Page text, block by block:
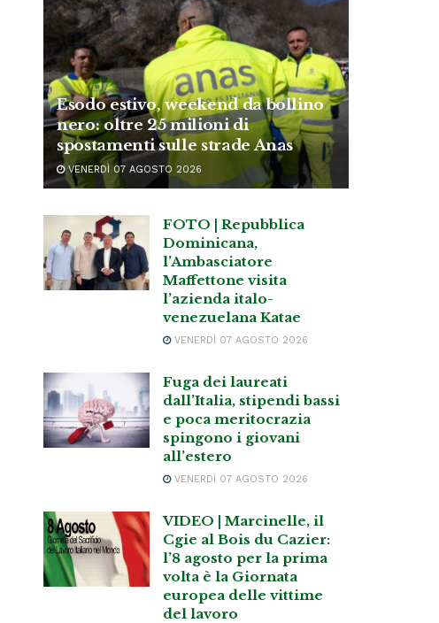
Esodo estivo, weekend da bollino
nero: oltre 25 milioni di
spostamenti sulle strade Anas
VENERDÌ 07 AGOSTO 2026
FOTO | Repubblica
Dominicana,
l’Ambasciatore
Maffettone visita
l’azienda italo-
venezuelana Katae
VENERDÌ 07 AGOSTO 2026
Fuga dei laureati
dall’Italia, stipendi bassi
e poca meritocrazia
spingono i giovani
all’estero
VENERDÌ 07 AGOSTO 2026
VIDEO | Marcinelle, il
Cgie al Bois du Cazier:
l’8 agosto per la prima
volta è la Giornata
europea delle vittime
del lavoro